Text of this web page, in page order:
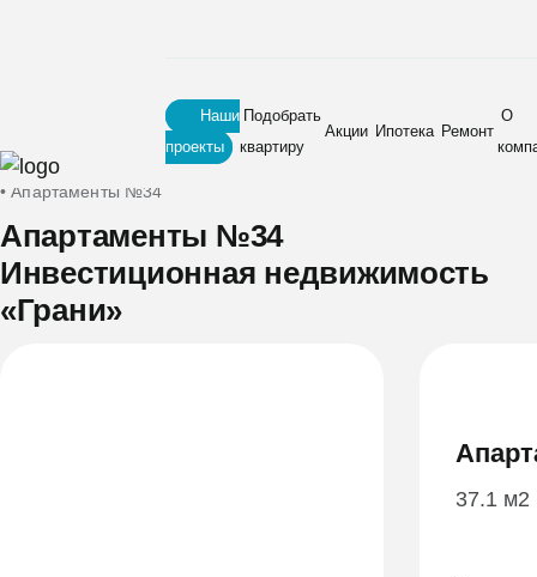
Наши
проекты
Подобрать
квартиру
Акции Ипотека Ремонт
О
Главная Новостройки•Инвестиционная недвижимость «Грани»
•Апартаменты №34
Апартаменты №34
Инвестиционная недвижимость
«Грани»
37.1 м2